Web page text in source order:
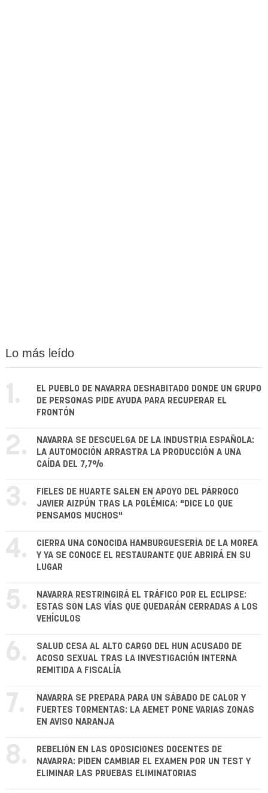
Lo más leído
1.
EL PUEBLO DE NAVARRA DESHABITADO DONDE UN GRUPO
DE PERSONAS PIDE AYUDA PARA RECUPERAR EL
FRONTÓN
2.
NAVARRA SE DESCUELGA DE LA INDUSTRIA ESPAÑOLA:
LA AUTOMOCIÓN ARRASTRA LA PRODUCCIÓN A UNA
CAÍDA DEL 7,7%
3.
FIELES DE HUARTE SALEN EN APOYO DEL PÁRROCO
JAVIER AIZPÚN TRAS LA POLÉMICA: "DICE LO QUE
PENSAMOS MUCHOS"
4.
CIERRA UNA CONOCIDA HAMBURGUESERÍA DE LA MOREA
Y YA SE CONOCE EL RESTAURANTE QUE ABRIRÁ EN SU
LUGAR
5.
NAVARRA RESTRINGIRÁ EL TRÁFICO POR EL ECLIPSE:
ESTAS SON LAS VÍAS QUE QUEDARÁN CERRADAS A LOS
VEHÍCULOS
6.
SALUD CESA AL ALTO CARGO DEL HUN ACUSADO DE
ACOSO SEXUAL TRAS LA INVESTIGACIÓN INTERNA
REMITIDA A FISCALÍA
7.
NAVARRA SE PREPARA PARA UN SÁBADO DE CALOR Y
FUERTES TORMENTAS: LA AEMET PONE VARIAS ZONAS
EN AVISO NARANJA
8.
REBELIÓN EN LAS OPOSICIONES DOCENTES DE
NAVARRA: PIDEN CAMBIAR EL EXAMEN POR UN TEST Y
ELIMINAR LAS PRUEBAS ELIMINATORIAS